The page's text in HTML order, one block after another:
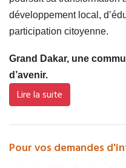
développement local,
participation citoyenne.
Grand Dakar, une
d’avenir.
Lire la suite
Pour vos demandes